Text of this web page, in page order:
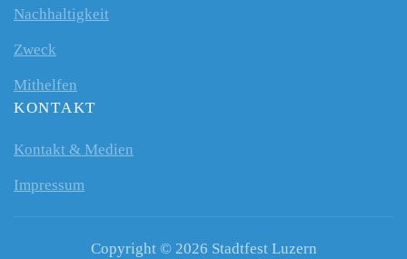
Nachhaltigkeit
Zweck
Mithelfen
KONTAKT
Kontakt & Medien
Impressum
Copyright © 2026 Stadtfest Luzern